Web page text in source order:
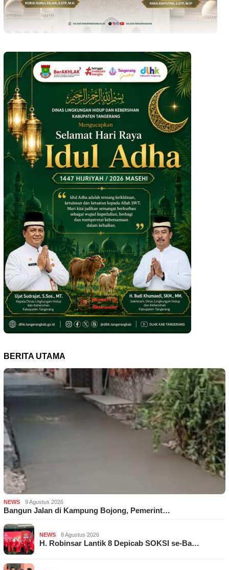
BERITA UTAMA
NEWS 9 Agustus 2026
Bangun Jalan di Kampung Bojong, Pemerint…
NEWS 8 Agustus 2026
H. Robinsar Lantik 8 Depicab SOKSI se-Ba…